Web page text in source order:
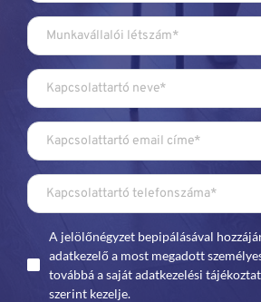
A jelölőnégyzet bepipálásával
adatkezelő a most megadott
továbbá a saját adatkezelési
szerint kezelje.